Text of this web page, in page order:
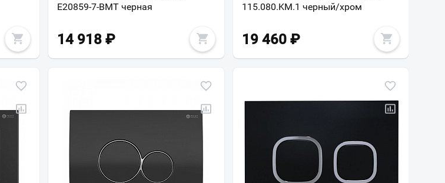
E20859-7-BMT черная
14 918 ₽
115.080.KM.1 черный/хром
19 460 ₽